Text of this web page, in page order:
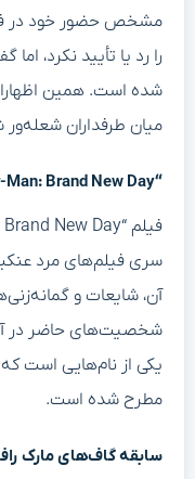
را رد یا تأیید نکرد،
شده است. همین
میان طرفداران شعله‌ور
“Spider-Man: Brand New Day”: جدیدترین فیلم مرد عنکبوتی
آن، شایعات و
شخصیت‌های حاضر در
یکی از نام‌هایی است که
مطرح شده است.
سابقه گاف‌های مارک